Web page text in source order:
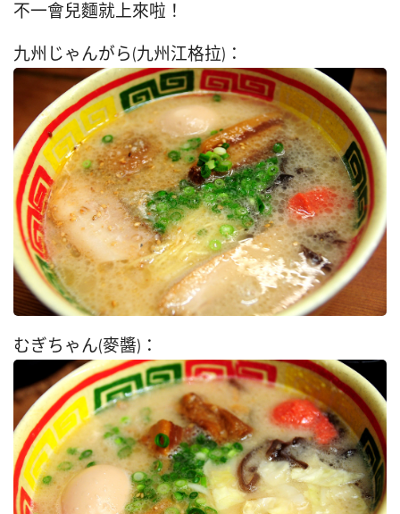
不一會兒麵就上來啦！
九州じゃんがら(九州江格拉)：
むぎちゃん(麥醬)：